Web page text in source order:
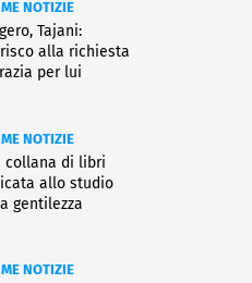
NOTIZIE
Tajani:
alla richiesta
per lui
NOTIZIE
collana di libri
allo studio
gentilezza
NOTIZIE